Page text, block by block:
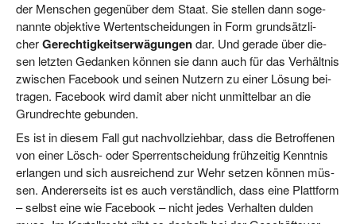
der Men­schen gegen­über dem Staat. Sie stel­len dann soge­
nann­te objek­ti­ve Wert­ent­schei­dun­gen in Form grund­sätz­li­
cherGerech­tig­keits­er­wä­gun­gendar. Und gera­de über die­
sen letz­ten Gedan­ken kön­nen sie dann auch für das Ver­hält­nis
zwi­schen Face­book und sei­nen Nut­zern zu einer Lösung bei­
tra­gen. Face­book wird damit aber nicht unmit­tel­bar an die
Grund­rech­te gebunden.
Es ist in die­sem Fall gut nach­voll­zieh­bar, dass die Betrof­fe­nen
von einer Lösch- oder Sperr­ent­schei­dung früh­zei­tig Kennt­nis
erlan­gen und sich aus­rei­chend zur Wehr set­zen kön­nen müs­
sen. Ande­rer­seits ist es auch ver­ständ­lich, dass eine Platt­form
– selbst eine wie Face­book – nicht jedes Ver­hal­ten dul­den